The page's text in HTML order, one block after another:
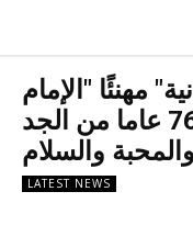
مهنئًا "الإمام
الطيب" بيوم مولده: 76 عاما من الجد
والسلام
LATEST NEWS